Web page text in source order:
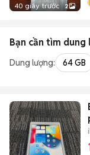
40 giây trước 2
Bạn cần tìm dung
Dung lượng: 64 GB